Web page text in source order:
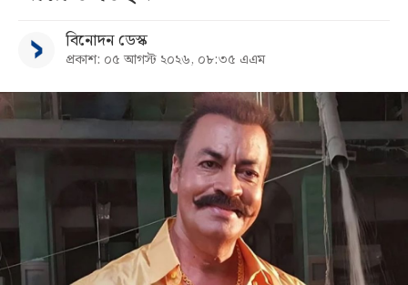
বিনোদন ডেস্ক
প্রকাশ: ০৫ আগস্ট ২০২৬, ০৮:৩৫ এএম